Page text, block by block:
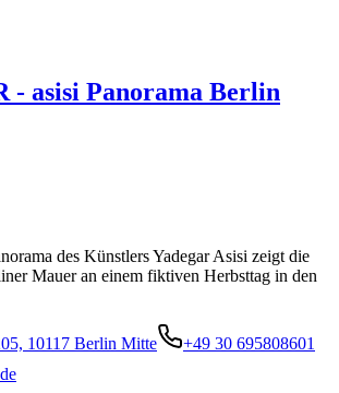
- asisi Panorama Berlin
des Künstlers Yadegar Asisi zeigt die
Mauer an einem fiktiven Herbsttag in den
10117 Berlin Mitte
+49 30 695808601